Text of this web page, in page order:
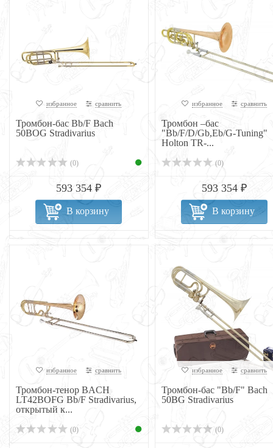
избранное сравнить
Тромбон-бас Bb/F Bach
50BOG Stradivarius
(0)
593 354 ₽
В корзину
избранное сравнить
Тромбон –бас
"Bb/F/D/Gb,Eb/G-Tuning"
Holton TR-...
(0)
593 354 ₽
В корзину
избранное сравнить
Тромбон-тенор BACH
LT42BOFG Bb/F Stradivarius,
открытый к...
(0)
избранное сравнить
Тромбон-бас "Bb/F" Bach
50BG Stradivarius
(0)